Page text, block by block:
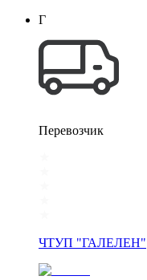
Г
Перевозчик
ЧТУП "ГАЛЕЛЕН"